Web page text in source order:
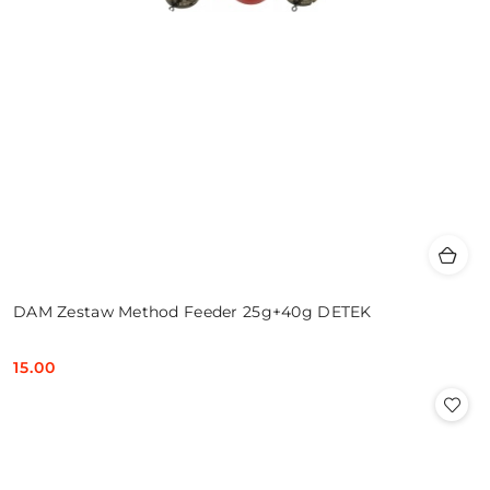
DAM Zestaw Method Feeder 25g+40g DETEK
Cena:
15.00